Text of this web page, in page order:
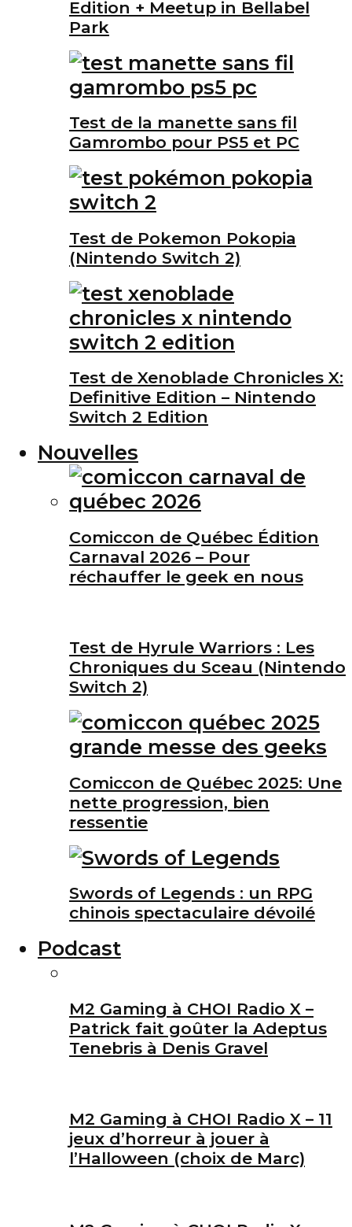
Edition + Meetup in Bellabel
Park
Test de la manette sans fil
Gamrombo pour PS5 et PC
Test de Pokemon Pokopia
(Nintendo Switch 2)
Test de Xenoblade Chronicles X:
Definitive Edition – Nintendo
Switch 2 Edition
Nouvelles
Comiccon de Québec Édition
Carnaval 2026 – Pour
réchauffer le geek en nous
Test de Hyrule Warriors : Les
Chroniques du Sceau (Nintendo
Switch 2)
Comiccon de Québec 2025: Une
nette progression, bien
ressentie
Swords of Legends : un RPG
chinois spectaculaire dévoilé
Podcast
M2 Gaming à CHOI Radio X –
Patrick fait goûter la Adeptus
Tenebris à Denis Gravel
M2 Gaming à CHOI Radio X – 11
jeux d’horreur à jouer à
l’Halloween (choix de Marc)